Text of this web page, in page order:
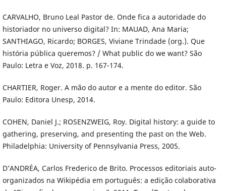
CARVALHO, Bruno Leal Pastor de. Onde fica a autoridade do
historiador no universo digital? In: MAUAD, Ana Maria;
SANTHIAGO, Ricardo; BORGES, Viviane Trindade (org.). Que
história pública queremos? / What public do we want? São
Paulo: Letra e Voz, 2018. p. 167-174.
CHARTIER, Roger. A mão do autor e a mente do editor. São
Paulo: Editora Unesp, 2014.
COHEN, Daniel J.; ROSENZWEIG, Roy. Digital history: a guide to
gathering, preserving, and presenting the past on the Web.
Philadelphia: University of Pennsylvania Press, 2005.
D’ANDRÉA, Carlos Frederico de Brito. Processos editoriais auto-
organizados na Wikipédia em português: a edição colaborativa